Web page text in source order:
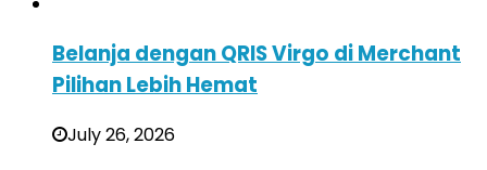
Belanja dengan QRIS Virgo di Merchant
Pilihan Lebih Hemat
July 26, 2026